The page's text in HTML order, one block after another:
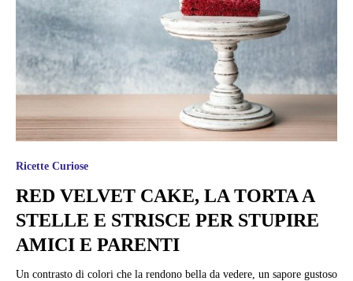
Ricette Curiose
RED VELVET CAKE, LA TORTA A
STELLE E STRISCE PER STUPIRE
AMICI E PARENTI
Un contrasto di colori che la rendono bella da vedere, un sapore gustoso